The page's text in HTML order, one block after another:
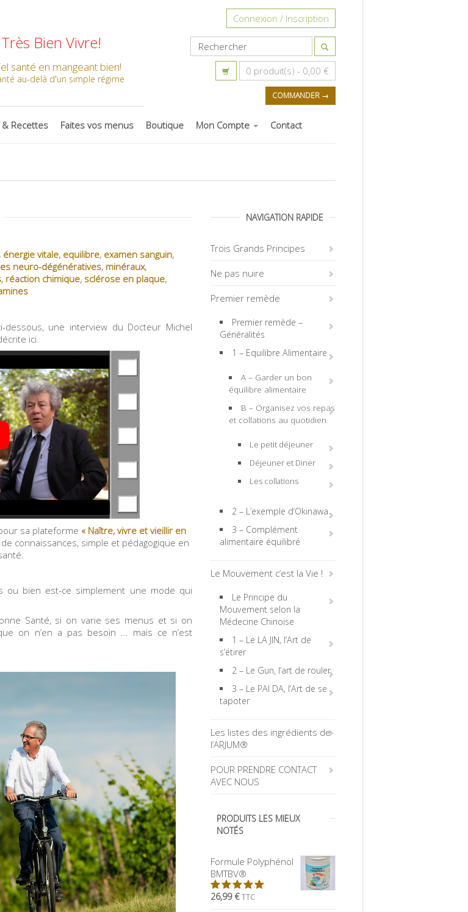
Bien Vivre!
santé en mangeant bien!
au-delà d'un simple régime
0 produit(s) - 0,00 €
COMMANDER →
Connexion / Inscription
Recettes Faites vos menus Boutique Mon Compte Contact
, énergie vitale, equilibre, examen sanguin,
neuro-dégénératives, minéraux,
, réaction chimique, sclérose en plaque,
une interview du Docteur Michel
ici.
sa plateforme « Naître, vivre et vieillir en
connaissances, simple et pédagogique en
ou bien est-ce simplement une mode qui
Santé, si on varie ses menus et si on
on n’en a pas besoin … mais ce n’est
NAVIGATION RAPIDE
Trois Grands Principes
Ne pas nuire
Premier remède
Premier remède –
Généralités
1 – Equilibre Alimentaire
A – Garder un bon
équilibre alimentaire
B – Organisez vos repas
et collations au quotidien
Le petit déjeuner
Déjeuner et Diner
Les collations
2 – L’exemple d’Okinawa
3 – Complément
alimentaire équilibré
Le Mouvement c’est la Vie !
Le Principe du
Mouvement selon la
Médecine Chinoise
1 – Le LA JIN, l’Art de
s’étirer
2 – Le Gun, l’art de rouler
3 – Le PAI DA, l’Art de se
tapoter
Les listes des ingrédients de
l’ARJUM®
POUR PRENDRE CONTACT
AVEC NOUS
PRODUITS LES MIEUX
NOTÉS
Formule Polyphénol
BMTBV®
5.00 sur
26,99 € TTC